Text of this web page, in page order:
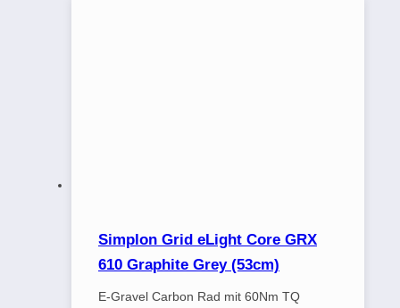
Simplon Grid eLight Core GRX
610 Graphite Grey (53cm)
E-Gravel Carbon Rad mit 60Nm TQ